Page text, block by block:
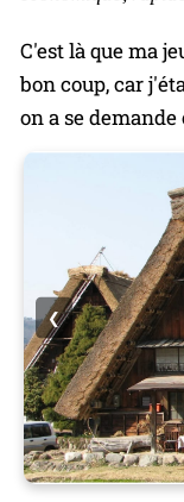
❮
C'est là que ma
bon coup, car
on a se